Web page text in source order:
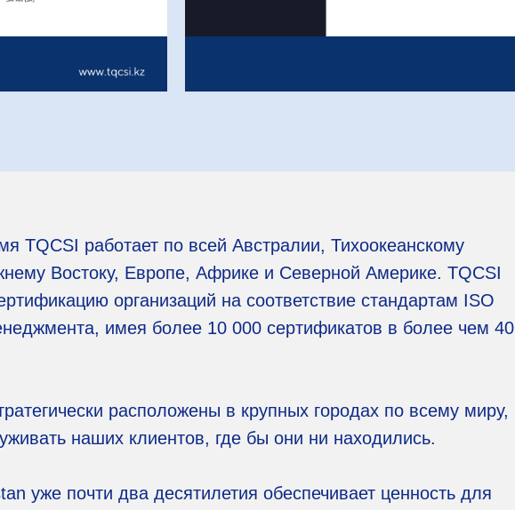
TQCSI работает по всей Австралии, Тихоокеанскому
Востоку, Европе, Африке и Северной Америке. TQCSI
организаций на соответствие стандартам ISO
имея более 10 000 сертификатов в более чем 40
расположены в крупных городах по всему миру,
наших клиентов, где бы они ни находились.
уже почти два десятилетия обеспечивает ценность для